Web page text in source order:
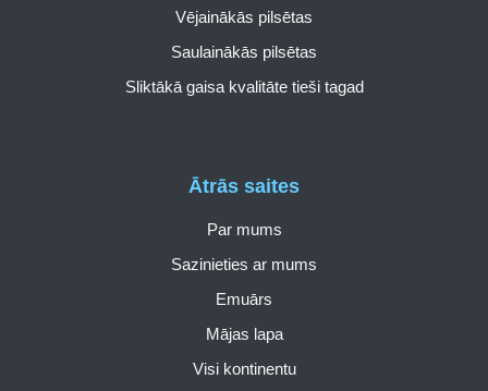
Ātrās saites
Par mums
Sazinieties ar mums
Emuārs
Mājas lapa
Visi kontinentu
Vējainākās pilsētas
Saulainākās pilsētas
Sliktākā gaisa kvalitāte tieši tagad